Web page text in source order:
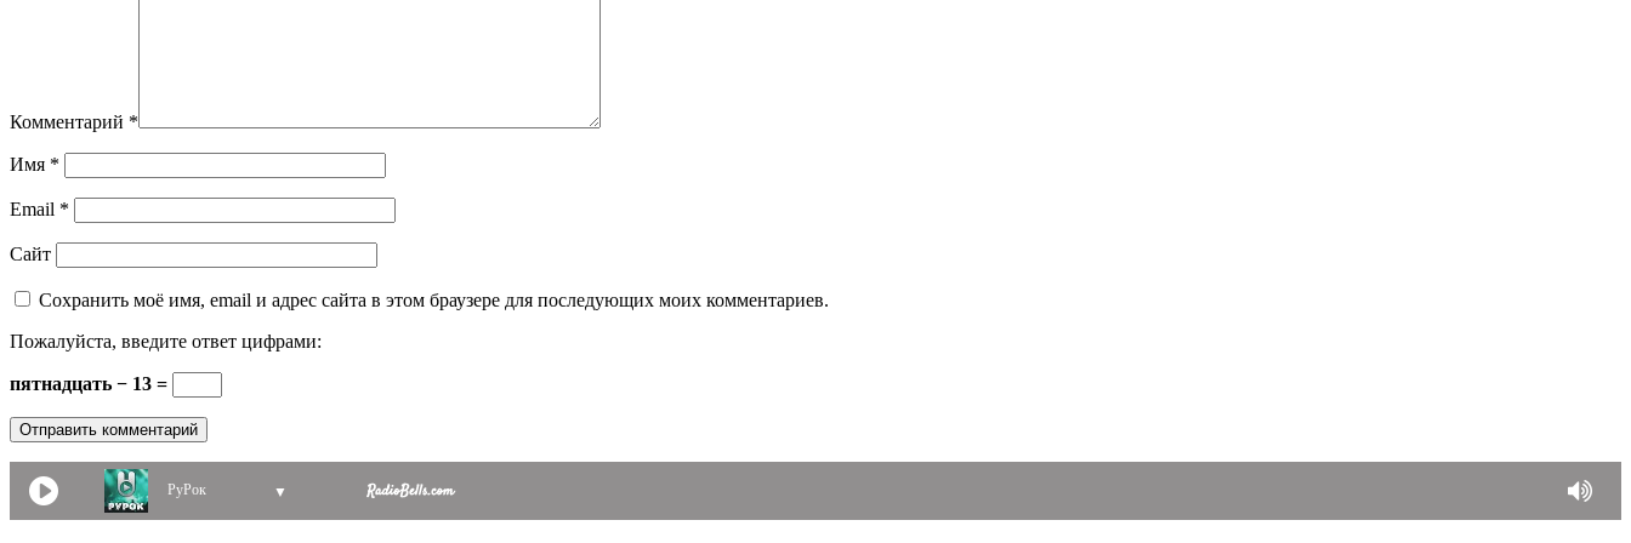
Комментарий *
Имя *
Email *
Сайт
Сохранить моё имя, email и адрес сайта в этом браузере для последующих моих комментариев.
Пожалуйста, введите ответ цифрами:
пятнадцать − 13 =
РуРок ▼